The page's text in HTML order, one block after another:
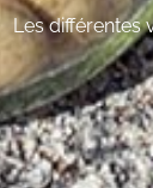
Les différentes